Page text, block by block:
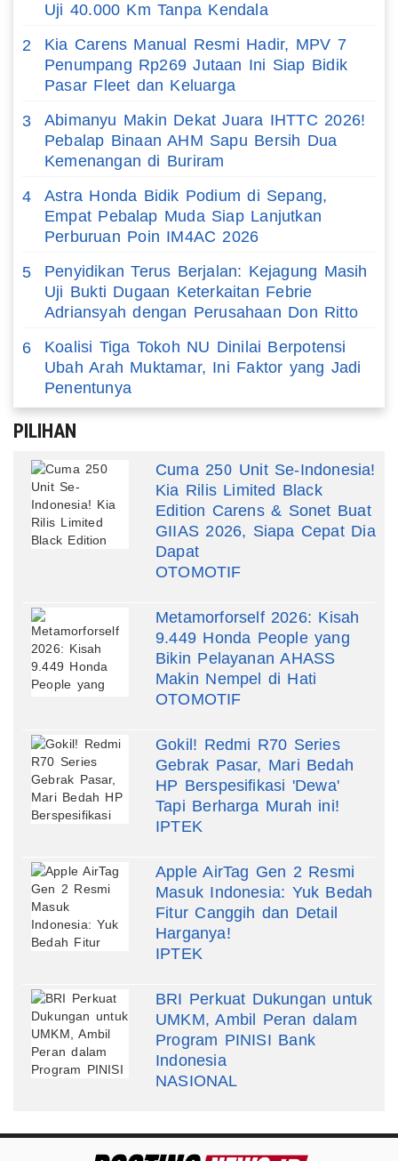
Uji 40.000 Km Tanpa Kendala
2
Kia Carens Manual Resmi Hadir, MPV 7
Penumpang Rp269 Jutaan Ini Siap Bidik
Pasar Fleet dan Keluarga
3
Abimanyu Makin Dekat Juara IHTTC 2026!
Pebalap Binaan AHM Sapu Bersih Dua
Kemenangan di Buriram
4
Astra Honda Bidik Podium di Sepang,
Empat Pebalap Muda Siap Lanjutkan
Perburuan Poin IM4AC 2026
5
Penyidikan Terus Berjalan: Kejagung Masih
Uji Bukti Dugaan Keterkaitan Febrie
Adriansyah dengan Perusahaan Don Ritto
6
Koalisi Tiga Tokoh NU Dinilai Berpotensi
Ubah Arah Muktamar, Ini Faktor yang Jadi
Penentunya
PILIHAN
Cuma 250 Unit Se-Indonesia!
Kia Rilis Limited Black
Edition Carens & Sonet Buat
GIIAS 2026, Siapa Cepat Dia
Dapat
OTOMOTIF
Metamorforself 2026: Kisah
9.449 Honda People yang
Bikin Pelayanan AHASS
Makin Nempel di Hati
OTOMOTIF
Gokil! Redmi R70 Series
Gebrak Pasar, Mari Bedah
HP Berspesifikasi 'Dewa'
Tapi Berharga Murah ini!
IPTEK
Apple AirTag Gen 2 Resmi
Masuk Indonesia: Yuk Bedah
Fitur Canggih dan Detail
Harganya!
IPTEK
BRI Perkuat Dukungan untuk
UMKM, Ambil Peran dalam
Program PINISI Bank
Indonesia
NASIONAL